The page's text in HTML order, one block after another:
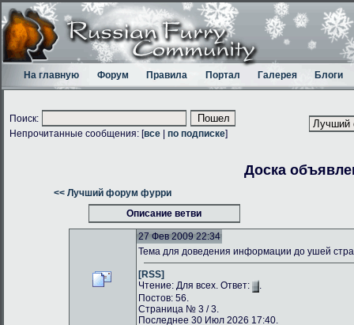
На главную Форум Правила Портал Галерея Блоги
Поиск:
Непрочитанные сообщения: [все по подписке]
Доска
<< Лучший форум фурри
Описание ветви
27 Фев 2009 22:34
Тема для доведения информации до ушей
[RSS]
Чтение: Для всех. Ответ:
.
Постов: 56.
Страница № 3 / 3.
Последнее 30 Июл 2026 17:40.